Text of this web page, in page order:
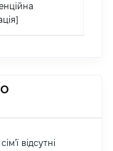
відсутні